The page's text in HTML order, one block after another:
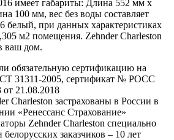
имеет габариты: Длина 552 мм х
100 мм, вес без воды составляет
белый, при данных характеристиках
м2 помещения. Zehnder Charleston
ваш дом.
обязательную сертификацию на
31311-2005, сертификат № POCC
21.08.2018
Charleston застрахованы в России в
«Ренессанс Страхование»
Zehnder Charleston специально
заказчиков – 10 лет